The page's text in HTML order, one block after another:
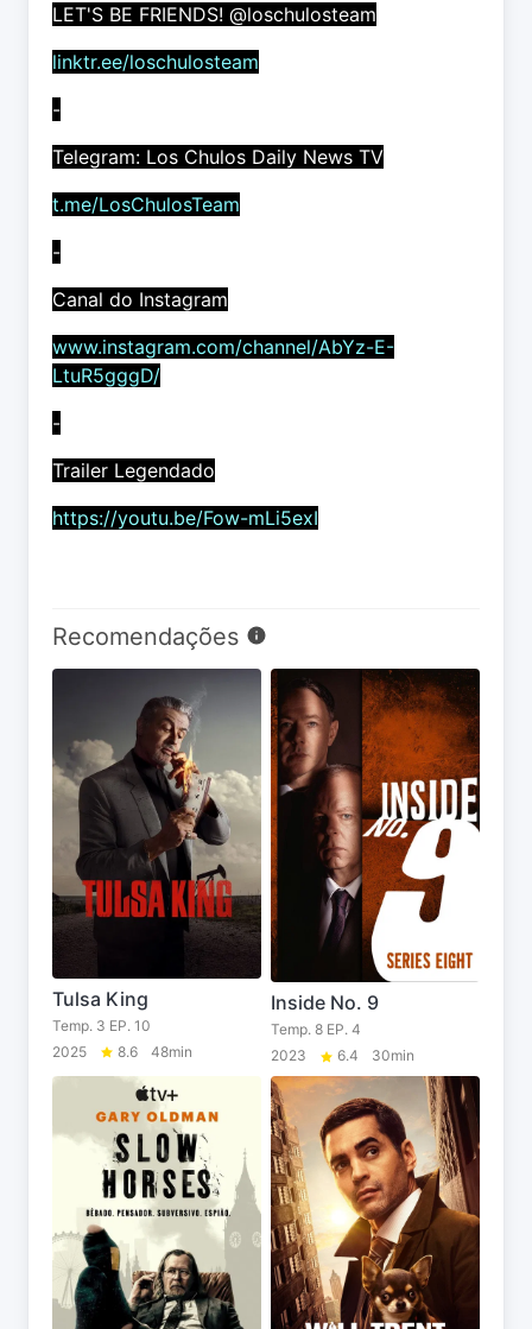
LET'S BE FRIENDS! @loschulosteam
linktr.ee/loschulosteam
-
Telegram: Los Chulos Daily News TV
t.me/LosChulosTeam
-
Canal do Instagram
www.instagram.com/channel/AbYz-E-
LtuR5gggD/
-
Trailer Legendado
https://youtu.be/Fow-mLi5exI
Recomendações
Tulsa King
Temp. 3 EP. 10
2025
8.6 48min
Inside No. 9
Temp. 8 EP. 4
2023
6.4 30min